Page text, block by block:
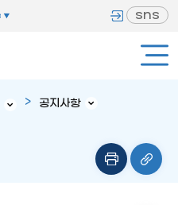
sns
공지사항